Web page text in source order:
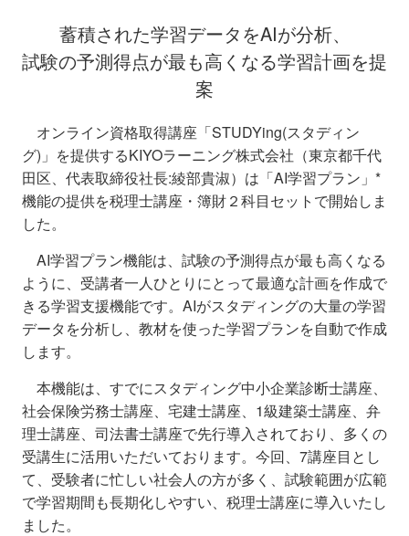
蓄積された学習データをAIが分析、
試験の予測得点が最も高くなる学習計画を提
案
オンライン資格取得講座「STUDYing(スタディン
グ)」を提供するKIYOラーニング株式会社（東京都千代
田区、代表取締役社長:綾部貴淑）は「AI学習プラン」*
機能の提供を税理士講座・簿財２科目セットで開始しま
した。
AI学習プラン機能は、試験の予測得点が最も高くなる
ように、受講者一人ひとりにとって最適な計画を作成で
きる学習支援機能です。AIがスタディングの大量の学習
データを分析し、教材を使った学習プランを自動で作成
します。
本機能は、すでにスタディング中小企業診断士講座、
社会保険労務士講座、宅建士講座、1級建築士講座、弁
理士講座、司法書士講座で先行導入されており、多くの
受講生に活用いただいております。今回、7講座目とし
て、受験者に忙しい社会人の方が多く、試験範囲が広範
で学習期間も長期化しやすい、税理士講座に導入いたし
ました。